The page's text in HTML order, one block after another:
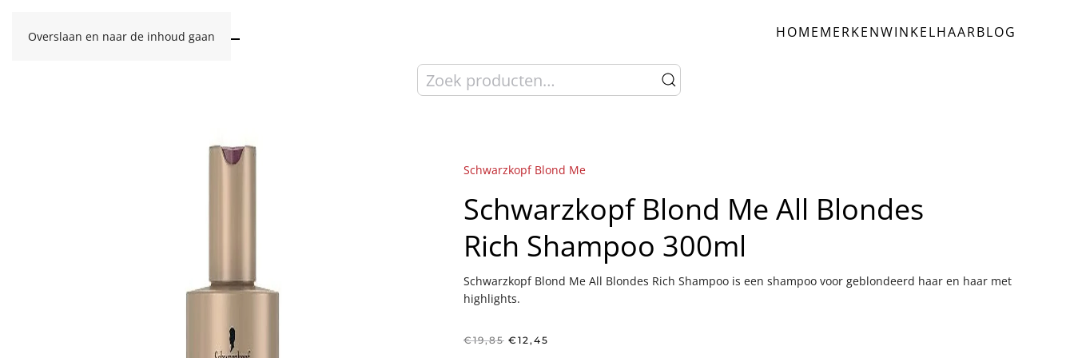
Overslaan en naar de inhoud gaan HOMEMERKENWINKELHAARBLOG
Zoeken
naar:
Schwarzkopf Blond Me
Schwarzkopf Blond Me All Blondes
Rich Shampoo 300ml
Schwarzkopf Blond Me All Blondes Rich Shampoo is een shampoo voor geblondeerd haar en haar met
highlights.
€19,85 Oorspronkelijke
€ 12,45